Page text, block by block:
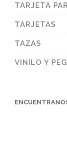
TARJETA
TARJETAS
TAZAS
VINILO Y